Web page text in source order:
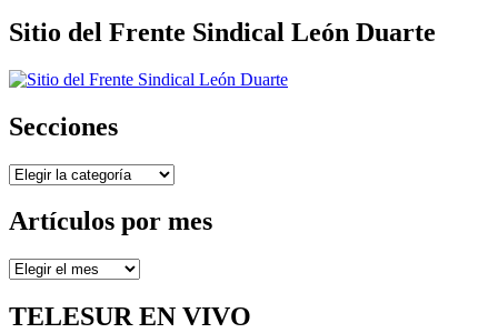
Sitio del Frente Sindical León Duarte
Secciones
Secciones
Artículos por mes
Artículos
mes
TELESUR EN VIVO